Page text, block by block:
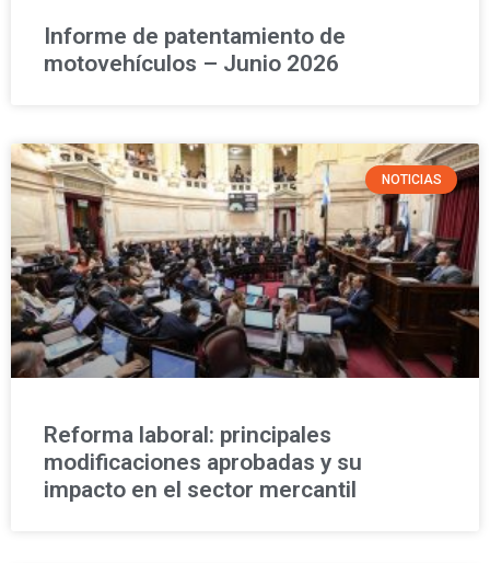
Informe de patentamiento de
motovehículos – Junio 2026
NOTICIAS
Reforma laboral: principales
modificaciones aprobadas y su
impacto en el sector mercantil